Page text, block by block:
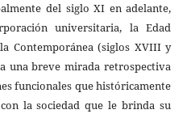
del siglo XI en adelante,
universitaria, la Edad
Contemporánea (siglos XVIII y
una breve mirada retrospectiva
funcionales que históricamente
la sociedad que le brinda su